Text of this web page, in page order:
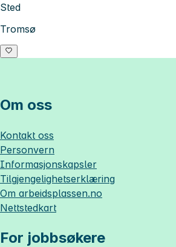
Sted
Tromsø
Om oss
Kontakt oss
Personvern
Informasjonskapsler
Tilgjengelighetserklæring
Om arbeidsplassen.no
Nettstedkart
For jobbsøkere